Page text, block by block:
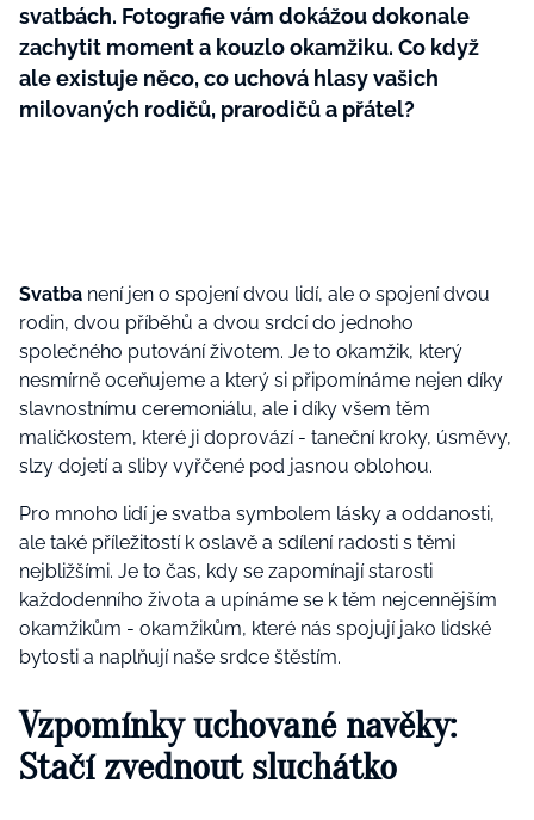
svatbách. Fotografie vám dokážou dokonale
zachytit moment a kouzlo okamžiku. Co když
ale existuje něco, co uchová hlasy vašich
milovaných rodičů, prarodičů a přátel?
Svatba není jen o spojení dvou lidí, ale o spojení dvou
rodin, dvou příběhů a dvou srdcí do jednoho
společného putování životem. Je to okamžik, který
nesmírně oceňujeme a který si připomínáme nejen díky
slavnostnímu ceremoniálu, ale i díky všem těm
maličkostem, které ji doprovází - taneční kroky, úsměvy,
slzy dojetí a sliby vyřčené pod jasnou oblohou.
Pro mnoho lidí je svatba symbolem lásky a oddanosti,
ale také příležitostí k oslavě a sdílení radosti s těmi
nejbližšími. Je to čas, kdy se zapomínají starosti
každodenního života a upínáme se k těm nejcennějším
okamžikům - okamžikům, které nás spojují jako lidské
bytosti a naplňují naše srdce štěstím.
Vzpomínky uchované navěky:
Stačí zvednout sluchátko